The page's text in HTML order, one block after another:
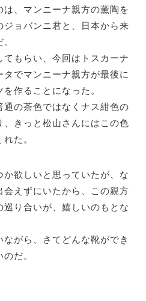
、マンニーナ親方の薫陶を
ョバンニ君と、日本から来
もらい、今回はトスカーナ
でマンニーナ親方が最後に
作ることになった。
の茶色ではなくナス紺色の
きっと松山さんにはこの色
た。
欲しいと思っていたが、な
えずにいたから、この親方
り合いが、嬉しいのもとな
がら、さてどんな靴ができ
だ。